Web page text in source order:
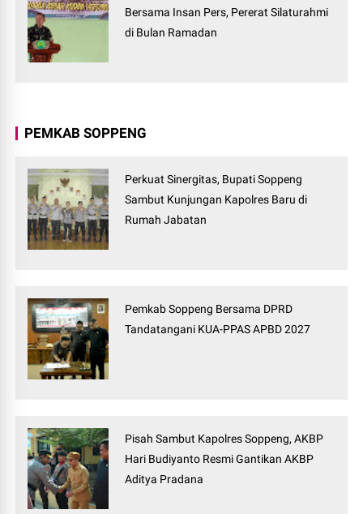
Bersama Insan Pers, Pererat Silaturahmi
di Bulan Ramadan
PEMKAB SOPPENG
Perkuat Sinergitas, Bupati Soppeng
Sambut Kunjungan Kapolres Baru di
Rumah Jabatan
Pemkab Soppeng Bersama DPRD
Tandatangani KUA-PPAS APBD 2027
Pisah Sambut Kapolres Soppeng, AKBP
Hari Budiyanto Resmi Gantikan AKBP
Aditya Pradana